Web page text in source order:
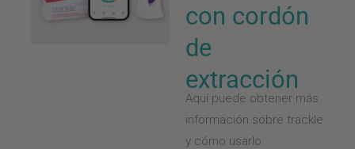
con cordón
de
extracción
Aquí puede obtener más
información sobre trackle
y cómo usarlo.